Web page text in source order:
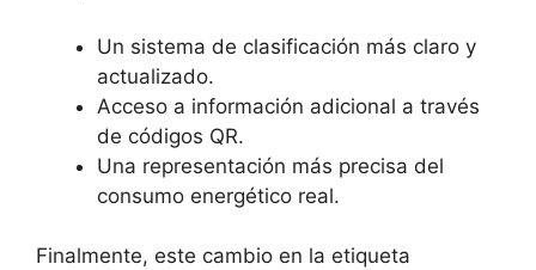
Un sistema de clasificación más claro y
actualizado.
Acceso a información adicional a través
de códigos QR.
Una representación más precisa del
consumo energético real.
Finalmente, este cambio en la etiqueta